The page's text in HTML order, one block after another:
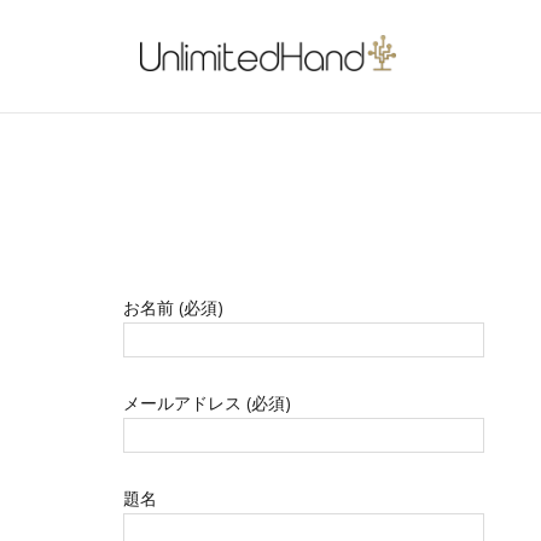
お名前 (必須)
メールアドレス (必須)
題名